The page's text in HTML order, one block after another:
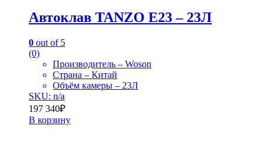
Автоклав TANZO E23 – 23Л
0 out of 5
(0)
Производитель – Woson
Страна – Китай
Объём камеры – 23Л
SKU: n/a
197 340₽
В корзину